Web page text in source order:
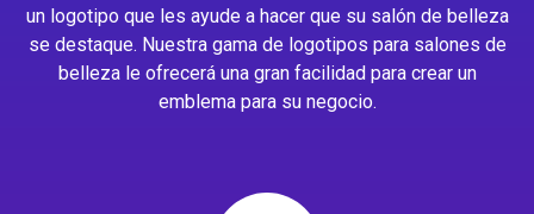
un logotipo que les ayude a hacer que su salón de belleza
se destaque. Nuestra gama de logotipos para salones de
belleza le ofrecerá una gran facilidad para crear un
emblema para su negocio.